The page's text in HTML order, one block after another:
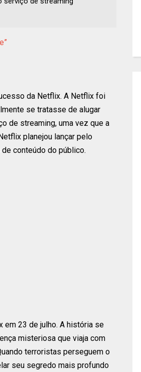
da Netflix. A Netflix foi
se tratasse de alugar
de streaming, uma vez que a
planejou lançar pelo
conteúdo do público.
em 23 de julho. A história se
misteriosa que viaja com
terroristas perseguem o
seu segredo mais profundo